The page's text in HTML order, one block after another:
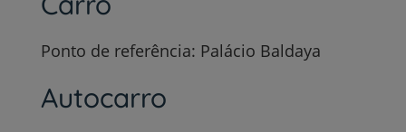
Ponto de referência: Palácio Baldaya
Autocarro